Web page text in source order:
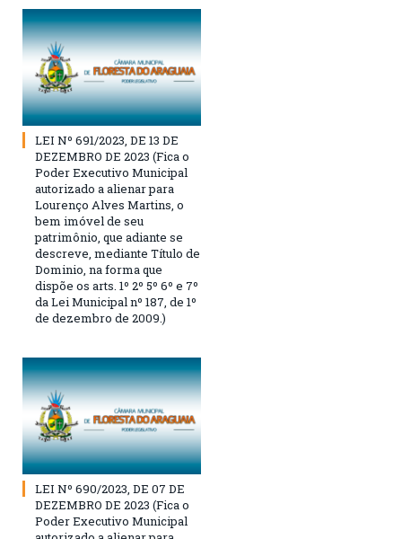
LEI Nº 691/2023, DE 13 DE
DEZEMBRO DE 2023 (Fica o
Poder Executivo Municipal
autorizado a alienar para
Lourenço Alves Martins, o
bem imóvel de seu
patrimônio, que adiante se
descreve, mediante Título de
Dominio, na forma que
dispõe os arts. 1º 2º 5º 6º e 7º
da Lei Municipal nº 187, de 1º
de dezembro de 2009.)
LEI Nº 690/2023, DE 07 DE
DEZEMBRO DE 2023 (Fica o
Poder Executivo Municipal